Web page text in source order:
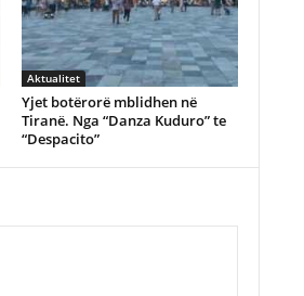
Aktualitet
Yjet botërorë mblidhen në
Tiranë. Nga “Danza Kuduro” te
“Despacito”